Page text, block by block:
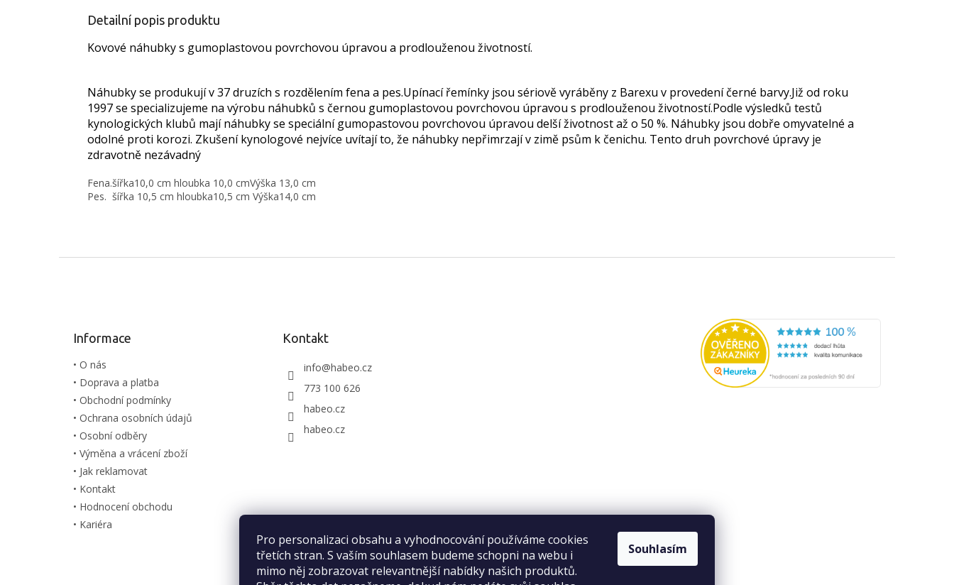
Pro personalizaci obsahu a vyhodnocování používáme cookies
třetích stran. S vaším souhlasem budeme schopni na webu i
mimo něj zobrazovat relevantnější nabídky našich produktů.
Souhlasím
Detailní popis produktu
Kovové náhubky s gumoplastovou povrchovou úpravou a prodlouženou životností.
Náhubky se produkují v 37 druzích s rozdělením fena a pes.Upínací řemínky jsou sériově vyráběny z Barexu v provedení černé barvy.Již od roku
1997 se specializujeme na výrobu náhubků s černou gumoplastovou povrchovou úpravou s prodlouženou životností.Podle výsledků testů
kynologických klubů mají náhubky se speciální gumopastovou povrchovou úpravou delší životnost až o 50 %. Náhubky jsou dobře omyvatelné a
odolné proti korozi. Zkušení kynologové nejvíce uvítají to, že náhubky nepřimrzají v zimě psům k čenichu. Tento druh povrchové úpravy je
zdravotně nezávadný
Fena.šířka10,0 cm hloubka 10,0 cmVýška 13,0 cm
Pes. šířka 10,5 cm hloubka10,5 cm Výška14,0 cm
Informace
• O nás
• Doprava a platba
• Obchodní podmínky
• Ochrana osobních údajů
• Osobní odběry
• Výměna a vrácení zboží
• Jak reklamovat
• Kontakt
• Hodnocení obchodu
• Kariéra
Kontakt
info@habeo.cz
773 100 626
habeo.cz
habeo.cz
Recenze na Habeo.cz